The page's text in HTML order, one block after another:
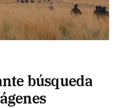
búsqueda